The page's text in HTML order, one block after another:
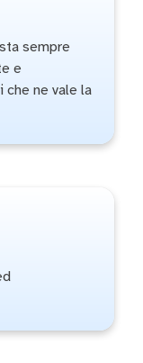
sempre
e
ne vale la